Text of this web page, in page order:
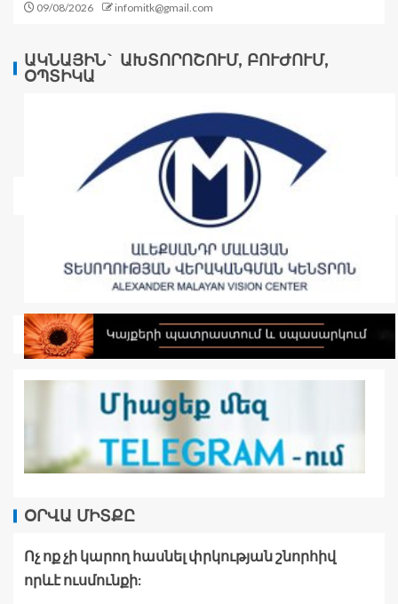
09/08/2026 infomitk@gmail.com
ԱԿՆԱՅԻՆ` ԱԽՏՈՐՈՇՈՒՄ, ԲՈՒԺՈՒՄ,
ՕՊՏԻԿԱ
ՕՐՎԱ ՄԻՏՔԸ
Ոչ ոք չի կարող հասնել փրկության շնորհիվ
որևէ ուսմունքի: